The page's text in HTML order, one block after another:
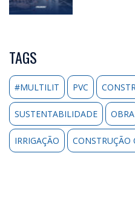
TAGS
#MULTILIT PVC
SUSTENTABILIDADE OBRA
IRRIGAÇÃO CONSTRUÇÃO